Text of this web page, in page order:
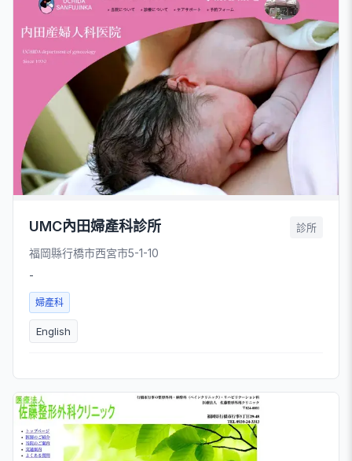
UMC內田婦產科診所 診所
福岡縣行橋市西宮市5-1-10
-
婦產科
English